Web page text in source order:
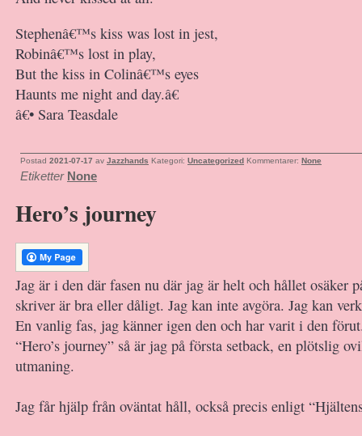
Stephenâ€™s kiss was lost in jest,
Robinâ€™s lost in play,
But the kiss in Colinâ€™s eyes
Haunts me night and day.â€
â€• Sara Teasdale
Postad 2021-07-17 av Jazzhands Kategori: Uncategorized Kommentarer: None
Etiketter None
Hero’s journey
Jag är i den där fasen nu där jag är helt och hållet osäker
skriver är bra eller dåligt. Jag kan inte avgöra. Jag kan
En vanlig fas, jag känner igen den och har varit i den
“Hero’s journey” så är jag på första setback, en plötslig
utmaning.
Jag får hjälp från oväntat håll, också precis enligt